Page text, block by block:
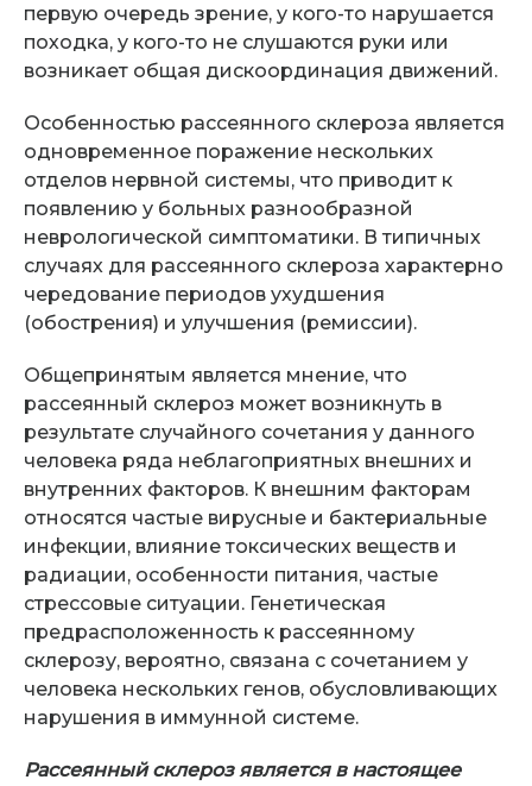
первую очередь зрение, у кого-то нарушается
походка, у кого-то не слушаются руки или
возникает общая дискоординация движений.
Особенностью рассеянного склероза является
одновременное поражение нескольких
отделов нервной системы, что приводит к
появлению у больных разнообразной
неврологической симптоматики. В типичных
случаях для рассеянного склероза характерно
чередование периодов ухудшения
(обострения) и улучшения (ремиссии).
Общепринятым является мнение, что
рассеянный склероз может возникнуть в
результате случайного сочетания у данного
человека ряда неблагоприятных внешних и
внутренних факторов. К внешним факторам
относятся частые вирусные и бактериальные
инфекции, влияние токсических веществ и
радиации, особенности питания, частые
стрессовые ситуации. Генетическая
предрасположенность к рассеянному
склерозу, вероятно, связана с сочетанием у
человека нескольких генов, обусловливающих
нарушения в иммунной системе.
Рассеянный склероз является в настоящее